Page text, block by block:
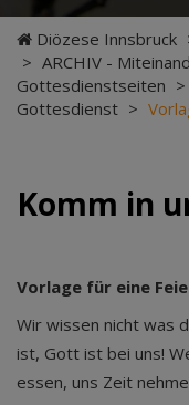
Diözese Innsbruck
> ARCHIV -
Gottesdienstseiten >
Gottesdienst >
Komm in
Vorlage für eine
Wir wissen nicht was
ist, Gott ist bei uns!
essen, uns Zeit